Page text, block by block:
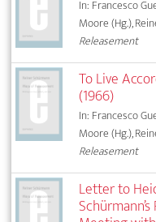
In: Francesco
Moore (Hg.),
Releasement
To Live
(1966)
In: Francesco
Moore (Hg.),
Releasement
Letter to